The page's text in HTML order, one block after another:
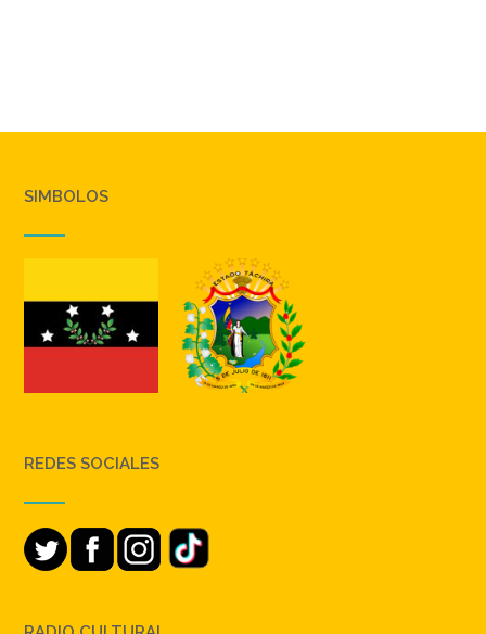
SIMBOLOS
REDES SOCIALES